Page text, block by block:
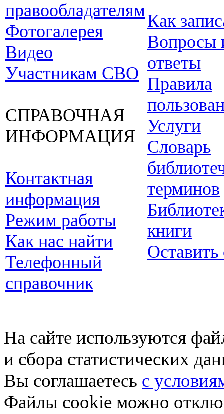
правообладателям
Фотогалерея
Видео
Участникам СВО
СПРАВОЧНАЯ
ИНФОРМАЦИЯ
Контактная
информация
Режим работы
Как нас найти
Телефонный
справочник
Как
Вопросы
ответы
Правила
Услуги
Словарь
терминов
книги
Оставить
На сайте используются
и сбора статистических
Вы соглашаетесь с
Файлы cookie можно